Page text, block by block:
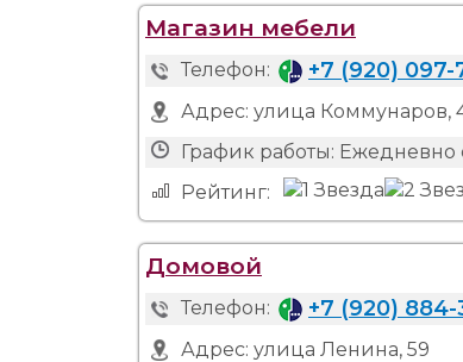
Магазин мебели
Телефон: +7 (920) 097-
Адрес: улица Коммунаров,
График работы: Ежедневно
Рейтинг:
Домовой
Телефон: +7 (920) 884-
Адрес: улица Ленина, 59